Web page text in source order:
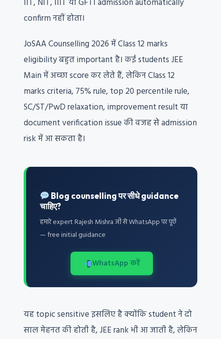
IIT, NIT, IIIT या GFTI admission automatically
confirm नहीं होता।
JoSAA Counselling 2026 में Class 12 marks
eligibility बहुत important है। कई students JEE
Main में अच्छा score कर लेते हैं, लेकिन Class 12
marks criteria, 75% rule, top 20 percentile rule,
SC/ST/PwD relaxation, improvement result या
document verification issue की वजह से admission
risk में आ सकता है।
Blog counselling पर सीधे guidance
चाहिए?
हमारे expert Rajesh Mishra जी से WhatsApp पर पूछें
— free initial guidance
WhatsApp करें
यह topic sensitive इसलिए है क्योंकि student ने दो
साल मेहनत की होती है, JEE rank भी आ जाती है, लेकिन